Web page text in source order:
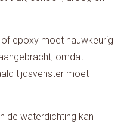
epoxy moet nauwkeurig
omdat
tijdsvenster moet
de waterdichting kan